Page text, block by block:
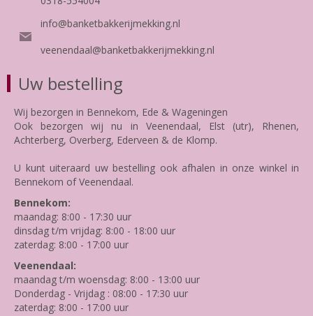
info@banketbakkerijmekking.nl
veenendaal@banketbakkerijmekking.nl
Uw bestelling
Wij bezorgen in Bennekom, Ede & Wageningen
Ook bezorgen wij nu in Veenendaal, Elst (utr), Rhenen,
Achterberg, Overberg, Ederveen & de Klomp.
U kunt uiteraard uw bestelling ook afhalen in onze winkel in
Bennekom of Veenendaal.
Bennekom:
maandag: 8:00 - 17:30 uur
dinsdag t/m vrijdag: 8:00 - 18:00 uur
zaterdag: 8:00 - 17:00 uur
Veenendaal:
maandag t/m woensdag: 8:00 - 13:00 uur
Donderdag - Vrijdag : 08:00 - 17:30 uur
zaterdag: 8:00 - 17:00 uur